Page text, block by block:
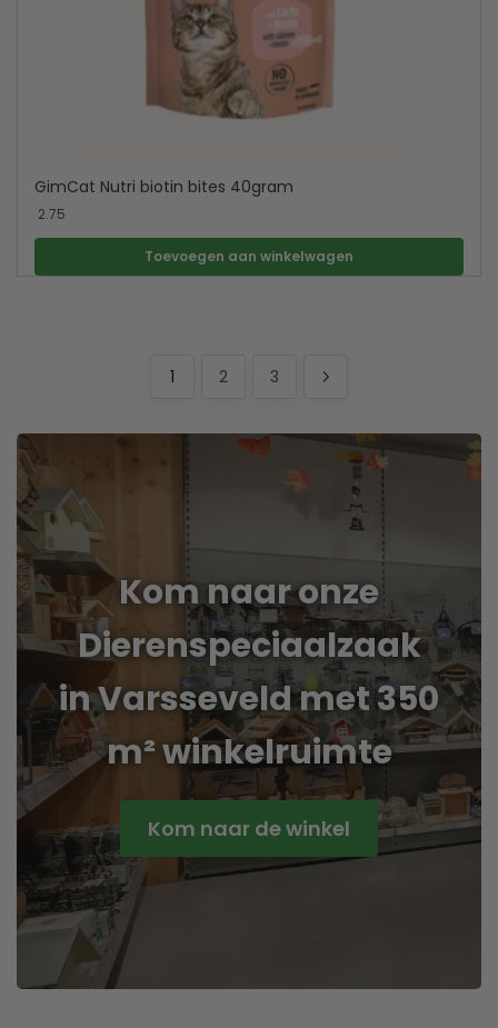
GimCat Nutri biotin bites 40gram
2.75
Toevoegen aan winkelwagen
1 2 3
Kom naar onze
Dierenspeciaalzaak
in Varsseveld met 350
m² winkelruimte
Kom naar de winkel